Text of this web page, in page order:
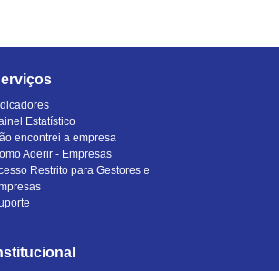
Estatístico
encontrei a empresa
Aderir - Empresas
Restrito para Gestores e